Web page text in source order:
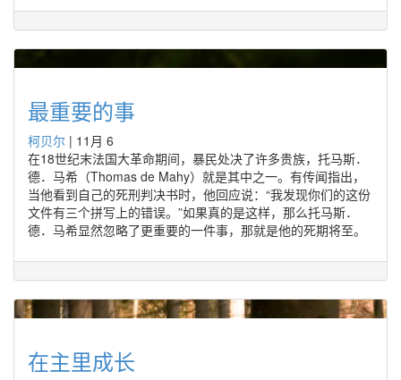
最重要的事
柯贝尔 | 11月 6
在18世纪末法国大革命期间，暴民处决了许多贵族，托马斯．
德．马希（Thomas de Mahy）就是其中之一。有传闻指出，
当他看到自己的死刑判决书时，他回应说：“我发现你们的这份
文件有三个拼写上的错误。”如果真的是这样，那么托马斯．
德．马希显然忽略了更重要的一件事，那就是他的死期将至。
在主里成长